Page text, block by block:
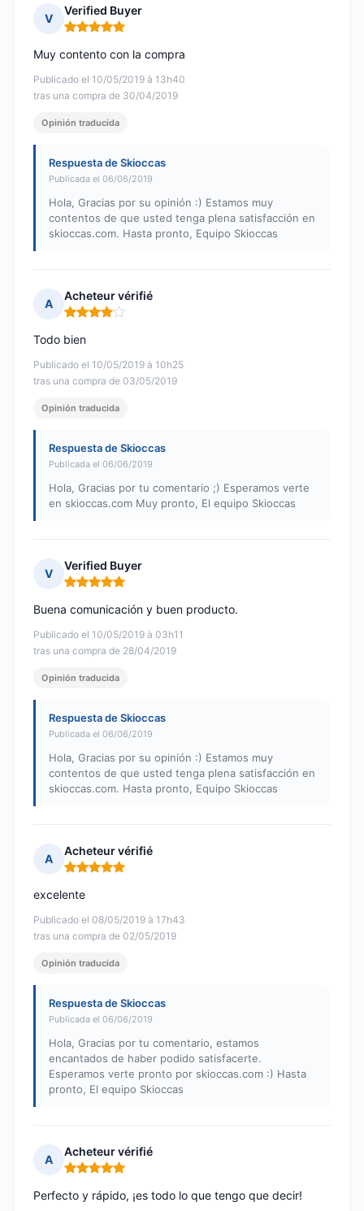
V
Verified Buyer
Nota: 5 de 5
Publicado el 10/05/2019 à 13h40
tras una compra de 30/04/2019
Muy contento con la compra
Opinión traducida
Respuesta de Skioccas
Publicada el 06/06/2019
Hola, Gracias por su opinión :) Estamos muy
contentos de que usted tenga plena satisfacción en
skioccas.com. Hasta pronto, Equipo Skioccas
A
Acheteur vérifié
Nota: 4 de 5
Publicado el 10/05/2019 à 10h25
tras una compra de 03/05/2019
Todo bien
Opinión traducida
Respuesta de Skioccas
Publicada el 06/06/2019
Hola, Gracias por tu comentario ;) Esperamos verte
en skioccas.com Muy pronto, El equipo Skioccas
V
Verified Buyer
Nota: 5 de 5
Publicado el 10/05/2019 à 03h11
tras una compra de 28/04/2019
Buena comunicación y buen producto.
Opinión traducida
Respuesta de Skioccas
Publicada el 06/06/2019
Hola, Gracias por su opinión :) Estamos muy
contentos de que usted tenga plena satisfacción en
skioccas.com. Hasta pronto, Equipo Skioccas
A
Acheteur vérifié
Nota: 5 de 5
Publicado el 08/05/2019 à 17h43
tras una compra de 02/05/2019
excelente
Opinión traducida
Respuesta de Skioccas
Publicada el 06/06/2019
Hola, Gracias por tu comentario, estamos
encantados de haber podido satisfacerte.
Esperamos verte pronto por skioccas.com :) Hasta
pronto, El equipo Skioccas
A
Acheteur vérifié
Nota: 5 de 5
Perfecto y rápido, ¡es todo lo que tengo que decir!